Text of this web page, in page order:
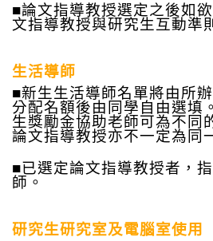
■論文指導教授選定之後如
文指導教授與研究生互動準
生活導師
■新生生活導師名單將由所
分配名額後由同學自由選填
生獎勵金協助老師可為不同
論文指導教授亦不一定為同
■已選定論文指導教授者，
師。
研究生研究室及電腦室使用